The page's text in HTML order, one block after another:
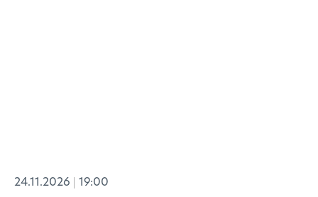
24.11.2026 19:00